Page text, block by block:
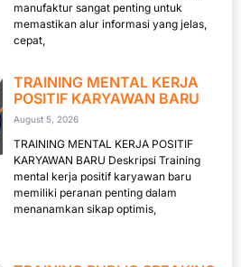
manufaktur sangat penting untuk
memastikan alur informasi yang jelas,
cepat,
TRAINING MENTAL KERJA
POSITIF KARYAWAN BARU
August 5, 2026
TRAINING MENTAL KERJA POSITIF
KARYAWAN BARU Deskripsi Training
mental kerja positif karyawan baru
memiliki peranan penting dalam
menanamkan sikap optimis,